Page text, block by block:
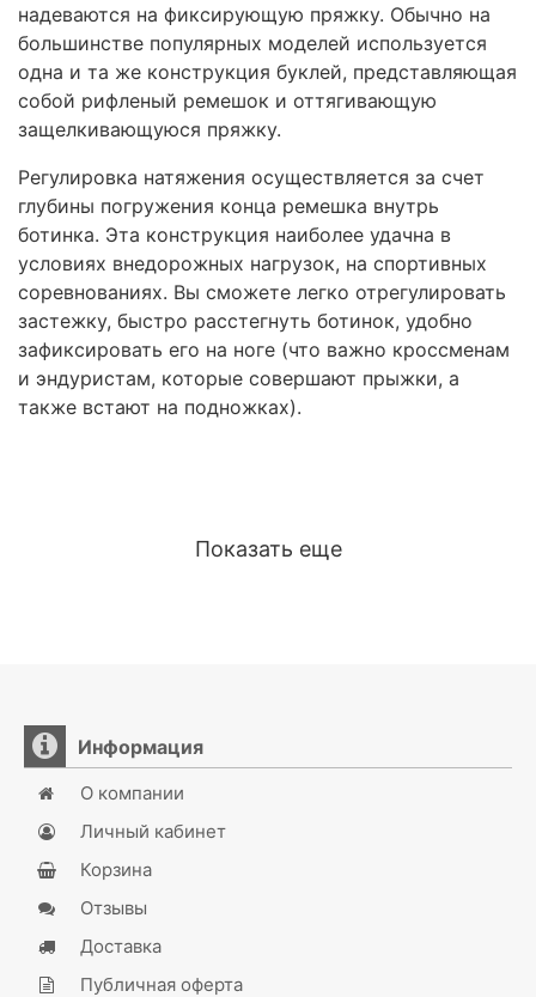
надеваются на фиксирующую пряжку. Обычно на
большинстве популярных моделей используется
одна и та же конструкция буклей, представляющая
собой рифленый ремешок и оттягивающую
защелкивающуюся пряжку.
Регулировка натяжения осуществляется за счет
глубины погружения конца ремешка внутрь
ботинка. Эта конструкция наиболее удачна в
условиях внедорожных нагрузок, на спортивных
соревнованиях. Вы сможете легко отрегулировать
застежку, быстро расстегнуть ботинок, удобно
зафиксировать его на ноге (что важно кроссменам
и эндуристам, которые совершают прыжки, а
также встают на подножках).
Показать еще
Информация
О компании
Личный кабинет
Корзина
Отзывы
Доставка
Публичная оферта